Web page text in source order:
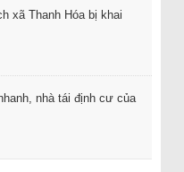
xã Thanh Hóa bị khai
nhà tái định cư của